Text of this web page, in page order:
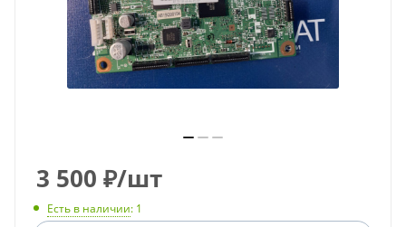
3 500 ₽/шт
Есть в наличии: 1